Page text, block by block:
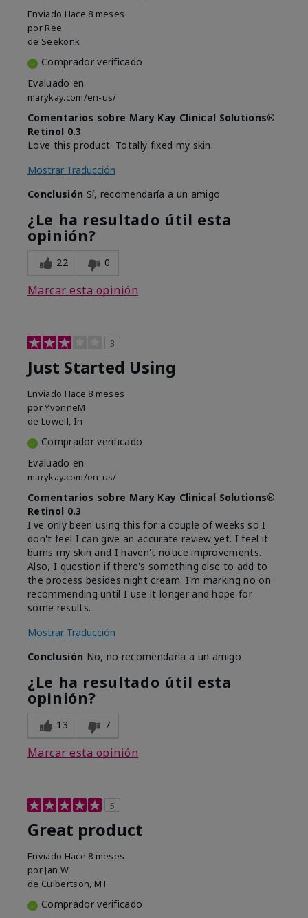
Enviado Hace 8 meses
por Ree
de Seekonk
Comprador verificado
Evaluado en
marykay.com/en-us/
Comentarios sobre Mary Kay Clinical Solutions®
Retinol 0.3
Love this product. Totally fixed my skin.
Mostrar Traducción
Conclusión Sí, recomendaría a un amigo
¿Le ha resultado útil esta
opinión?
22 0
Marcar esta opinión
3
Just Started Using
Enviado Hace 8 meses
porYvonneM
de Lowell, In
Comprador verificado
Evaluado en
marykay.com/en-us/
Comentarios sobre Mary Kay Clinical Solutions®
Retinol 0.3
I've only been using this for a couple of weeks so I
don't feel I can give an accurate review yet. I feel it
burns my skin and I haven't notice improvements.
Also, I question if there's something else to add to
the process besides night cream. I'm marking no on
recommending until I use it longer and hope for
some results.
Mostrar Traducción
Conclusión No, no recomendaría a un amigo
¿Le ha resultado útil esta
opinión?
13 7
Marcar esta opinión
5
Great product
Enviado Hace 8 meses
por Jan W
de Culbertson, MT
Comprador verificado